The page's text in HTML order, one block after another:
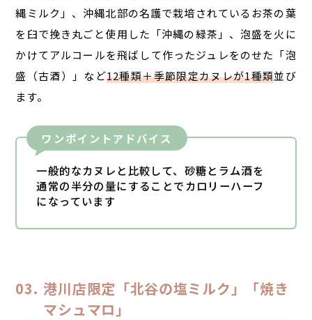
縄ミルク」、沖縄北部の名護で栽培されているお茶の葉
を臼で挽き丸ごと使用した「沖縄の緑茶」、泡盛を火に
かけてアルコールを飛ばして作ったジュレをのせた「泡
盛（古酒）」など12種類＋季節限定カヌレが1種類並び
ます。
ワンポイントアドバイス
一般的なカヌレと比較して、砂糖とラム酒を
通常の半分の量にすることでカロリーハーフ
になっています
港川店限定「北谷の塩ミルク」「焼き
マシュマロ」